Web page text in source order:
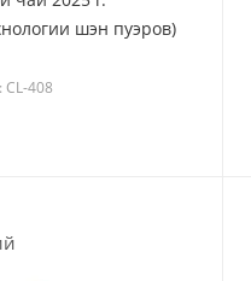
шэн пуэров)
CL-408